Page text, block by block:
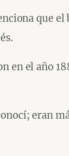
que
en el año
eran